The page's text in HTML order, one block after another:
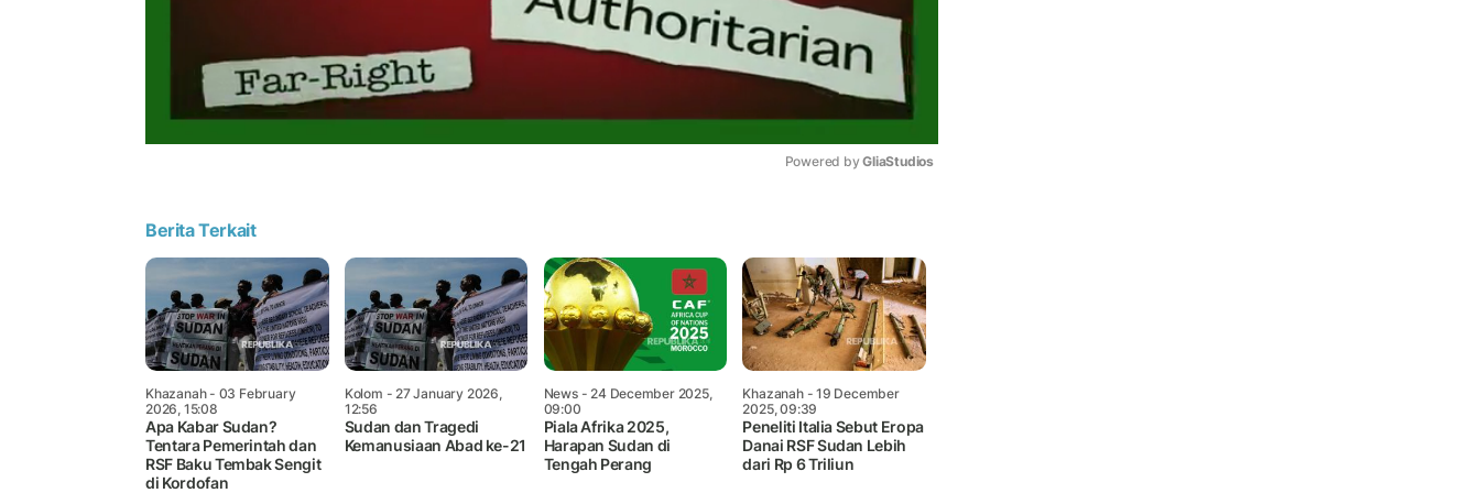
Powered by GliaStudios
Berita Terkait
Khazanah- 03 February
2026, 15:08
Apa Kabar Sudan?
Tentara Pemerintah dan
RSF Baku Tembak Sengit
di Kordofan
Kolom - 27 January 2026,
12:56
Sudan dan Tragedi
Kemanusiaan Abad ke-21
News- 24 December 2025,
09:00
Piala Afrika 2025,
Harapan Sudan di
Tengah Perang
Khazanah- 19 December
2025, 09:39
Peneliti Italia Sebut Eropa
Danai RSF Sudan Lebih
dari Rp 6 Triliun